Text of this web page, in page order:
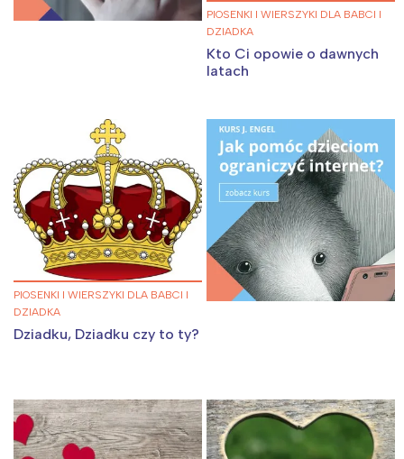
PIOSENKI I WIERSZYKI DLA BABCI I
DZIADKA
Kto Ci opowie o dawnych
latach
PIOSENKI I WIERSZYKI DLA BABCI I
DZIADKA
Dziadku, Dziadku czy to ty?